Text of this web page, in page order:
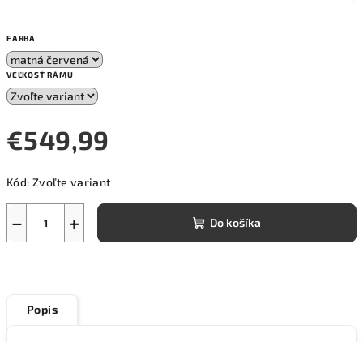
FARBA
VEĽKOSŤ RÁMU
€549,99
cena:
Kód: Zvoľte variant
+
− Do košíka
Popis